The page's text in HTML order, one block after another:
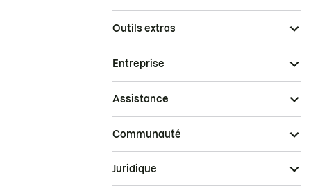
Outils extras
Entreprise
Assistance
Communauté
Juridique